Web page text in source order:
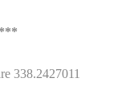
338.2427011